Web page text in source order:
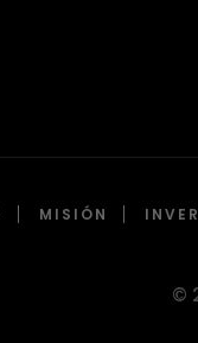
MISIÓN
©